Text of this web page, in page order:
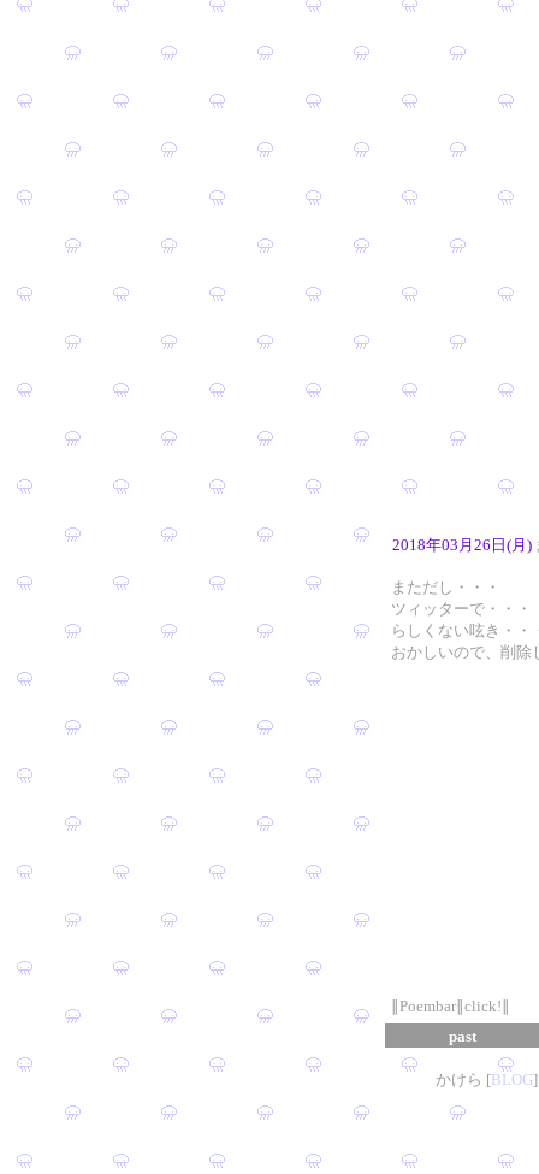
2018年03月26日(月)
まただし・・・
ツィッターで・・・
らしくない呟き・・
おかしいので、削除
∥Poembar∥click!∥
past
かけら [BLOG